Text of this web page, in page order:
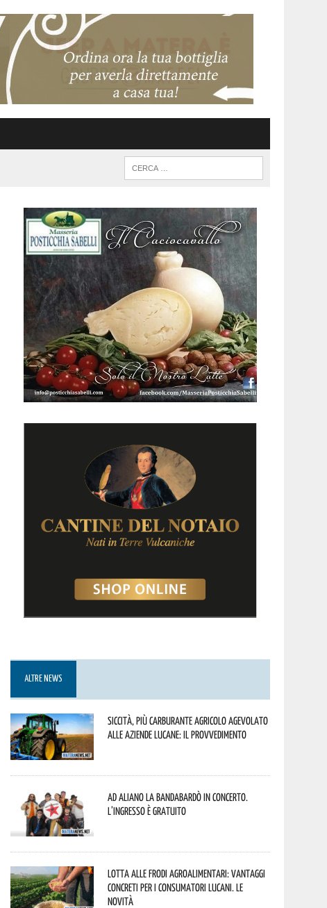
ALTRE NEWS
Siccità, più carburante agricolo agevolato
alle aziende lucane: il provvedimento
Ad Aliano la Bandabardò in concerto.
L’ingresso è gratuito
Lotta alle frodi agroalimentari: vantaggi
concreti per i consumatori lucani. Le
novità